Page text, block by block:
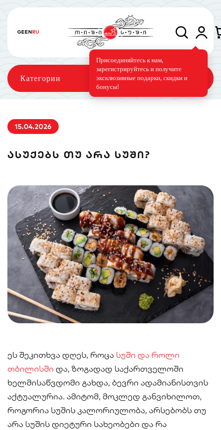
GEENRU
Присоединяйтесь к нам,
зарегистрируйтесь и получите
эксклюзивные подарки, скидки и
бонусы!
Категории
Суши-торт Фирменные Вегетарианское меню
Сэндвич Нигири Маки
Поке и буррито Супы и салаты Напитки
15.04.2026
ᲐᲡᲣᲥᲔᲑᲡ ᲗᲣ ᲐᲠᲐ ᲡᲣᲨᲘ?
ეს შეკითხვა დღეს, როცა სუში და როლი
თბილისში და, ზოგადად საქართველოში
ხელმისაწვდომი გახდა, ბევრი ადამიანისთვის
აქტუალურია. ამიტომ, მოკლედ განვიხილოთ,
როგორია სუშის კალორიულობა, არსებობს თუ
არა სუშის დიეტური სახეობები და რა